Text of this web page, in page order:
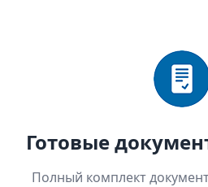
Готовые
Полный комплект